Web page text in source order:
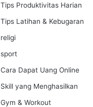
Tips Produktivitas Harian
Tips Latihan & Kebugaran
religi
sport
Cara Dapat Uang Online
Skill yang Menghasilkan
Gym & Workout